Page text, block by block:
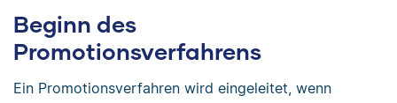
Beginn des
Promotionsverfahrens
Ein Promotionsverfahren wird eingeleitet, wenn